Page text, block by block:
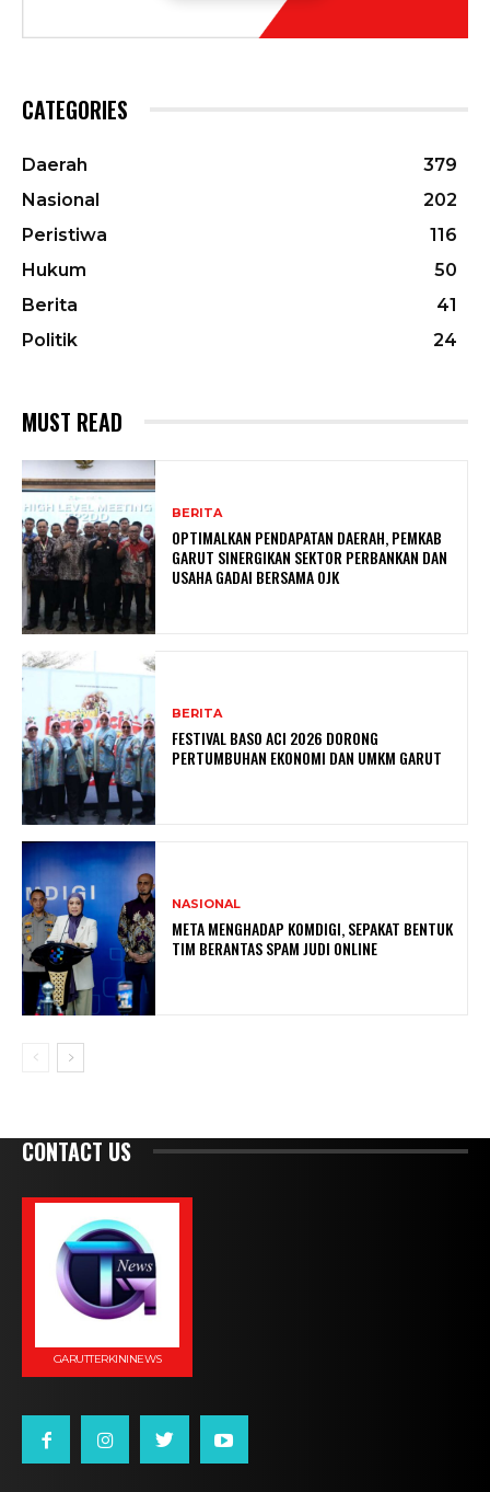
CATEGORIES
Daerah
379
Nasional
202
Peristiwa
116
Hukum
50
Berita
41
Politik
24
MUST READ
BERITA
OPTIMALKAN PENDAPATAN DAERAH, PEMKAB
GARUT SINERGIKAN SEKTOR PERBANKAN DAN
USAHA GADAI BERSAMA OJK
BERITA
FESTIVAL BASO ACI 2026 DORONG
PERTUMBUHAN EKONOMI DAN UMKM GARUT
NASIONAL
META MENGHADAP KOMDIGI, SEPAKAT BENTUK
TIM BERANTAS SPAM JUDI ONLINE
CONTACT US
GARUTTERKININEWS